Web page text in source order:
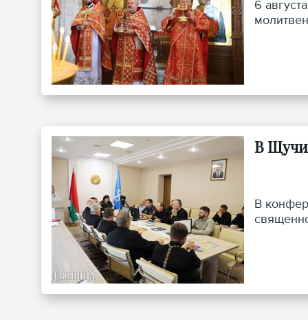
6
В
В